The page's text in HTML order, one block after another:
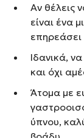
Αν θέλεις
είναι ένα
επηρεάσει
Ιδανικά,
και όχι
Άτομα με
ύπνου,